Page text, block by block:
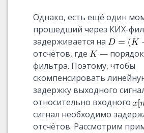
Однако, есть ещё один
прошедший через КИХ-
задерживается на
отсчётов, где
—
фильтра. Поэтому, чтобы
скомпенсировать
задержку выходного
относительно входного
сигнал необходимо
отсчётов. Рассмотрим